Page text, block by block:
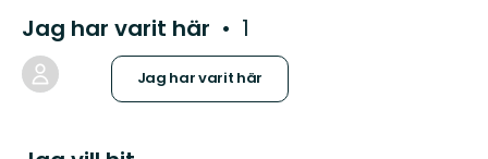
Jag har varit här 1
Jag har varit här